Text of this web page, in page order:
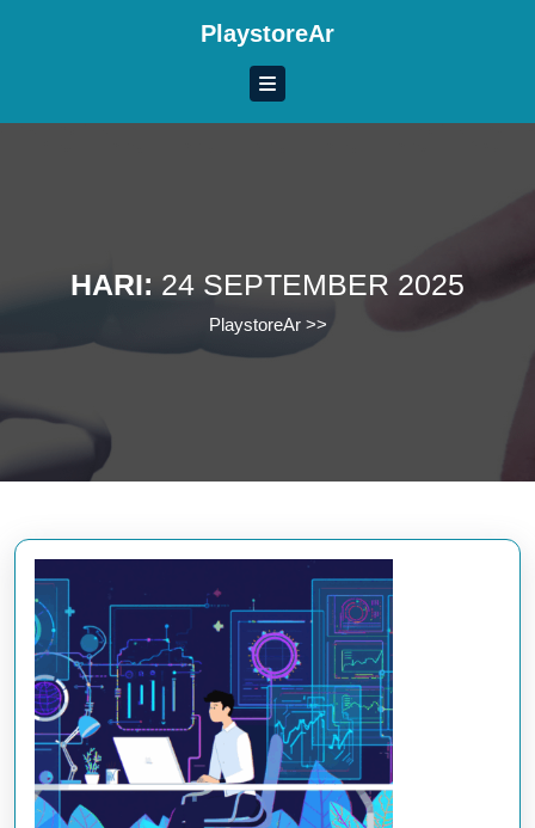
PlaystoreAr
HARI: 24 SEPTEMBER 2025
PlaystoreAr>>